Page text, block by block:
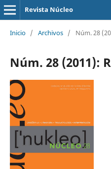
Revista Núcleo
Inicio / Archivos / Núm. 28
Núm. 28 (2011):